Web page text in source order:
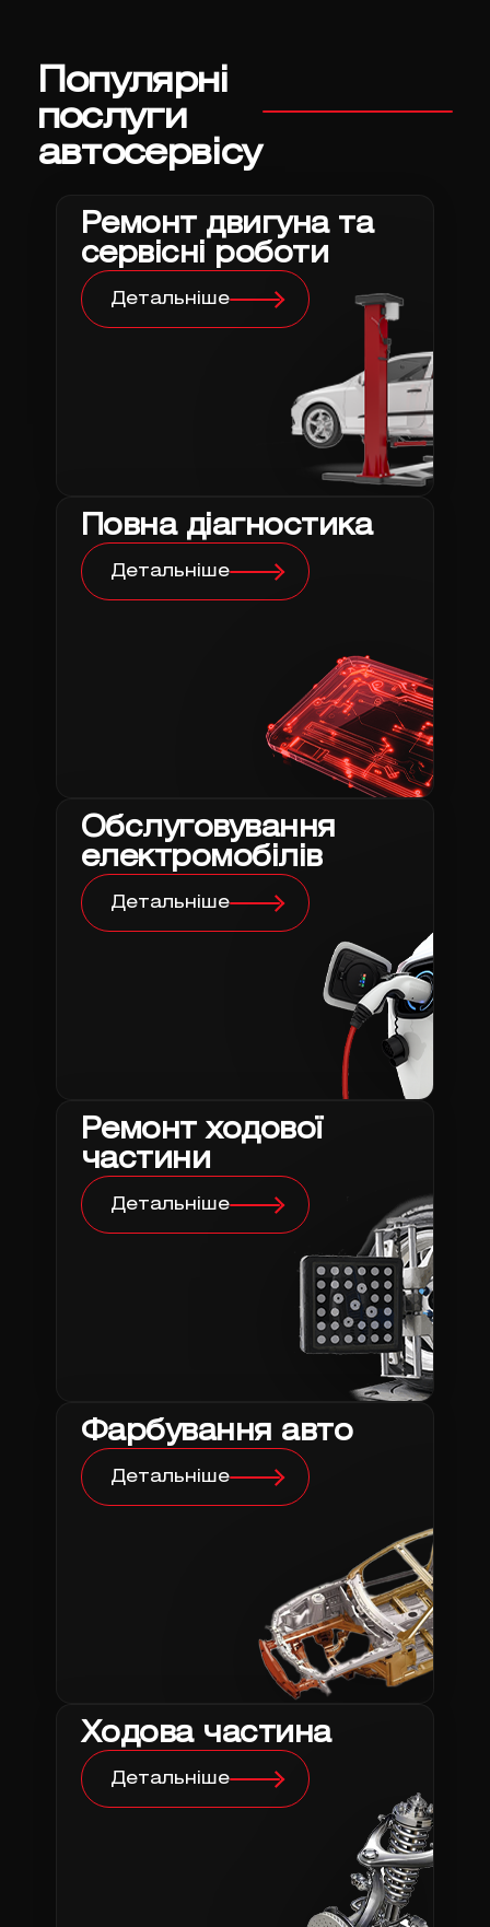
Популярні
послуги
автосервісу
Ремонт двигуна та
сервісні роботи
Детальніше
Повна діагностика
Детальніше
Обслуговування
електромобілів
Детальніше
Ремонт ходової
частини
Детальніше
Фарбування авто
Детальніше
Ходова частина
Детальніше